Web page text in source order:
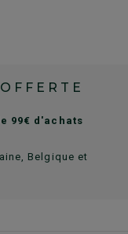
99€ d'achats
Belgique et